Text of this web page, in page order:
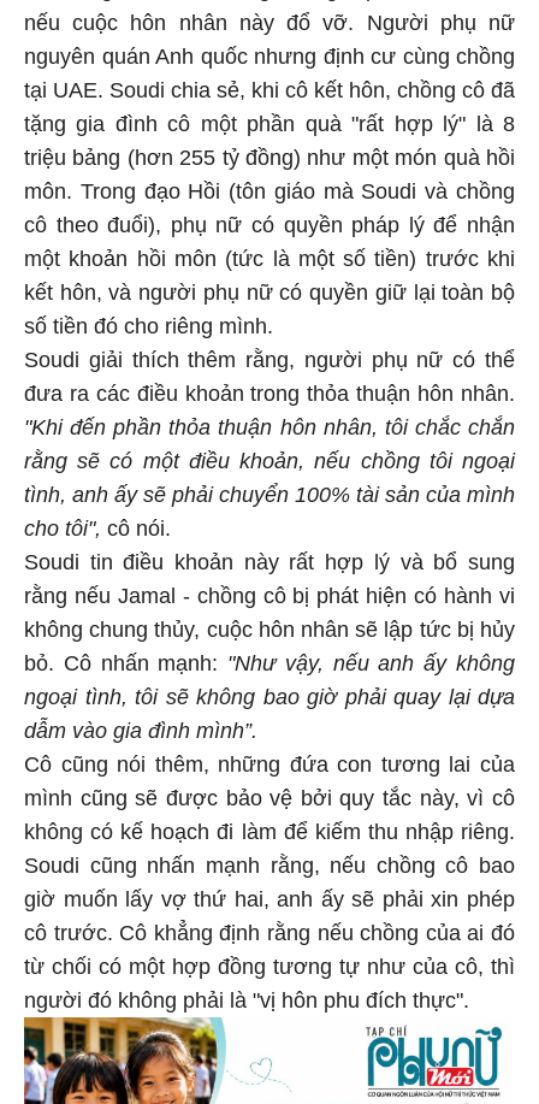
nếu cuộc hôn nhân này đổ vỡ. Người phụ nữ
nguyên quán Anh quốc nhưng định cư cùng chồng
tại UAE. Soudi chia sẻ, khi cô kết hôn, chồng cô đã
tặng gia đình cô một phần quà "rất hợp lý" là 8
triệu bảng (hơn 255 tỷ đồng) như một món quà hồi
môn. Trong đạo Hồi (tôn giáo mà Soudi và chồng
cô theo đuổi), phụ nữ có quyền pháp lý để nhận
một khoản hồi môn (tức là một số tiền) trước khi
kết hôn, và người phụ nữ có quyền giữ lại toàn bộ
số tiền đó cho riêng mình.
Soudi giải thích thêm rằng, người phụ nữ có thể
đưa ra các điều khoản trong thỏa thuận hôn nhân.
"Khi đến phần thỏa thuận hôn nhân, tôi chắc chắn
rằng sẽ có một điều khoản, nếu chồng tôi ngoại
tình, anh ấy sẽ phải chuyển 100% tài sản của mình
cho tôi", cô nói.
Soudi tin điều khoản này rất hợp lý và bổ sung
rằng nếu Jamal - chồng cô bị phát hiện có hành vi
không chung thủy, cuộc hôn nhân sẽ lập tức bị hủy
bỏ. Cô nhấn mạnh: "Như vậy, nếu anh ấy không
ngoại tình, tôi sẽ không bao giờ phải quay lại dựa
dẫm vào gia đình mình”.
Cô cũng nói thêm, những đứa con tương lai của
mình cũng sẽ được bảo vệ bởi quy tắc này, vì cô
không có kế hoạch đi làm để kiếm thu nhập riêng.
Soudi cũng nhấn mạnh rằng, nếu chồng cô bao
giờ muốn lấy vợ thứ hai, anh ấy sẽ phải xin phép
cô trước. Cô khẳng định rằng nếu chồng của ai đó
từ chối có một hợp đồng tương tự như của cô, thì
người đó không phải là "vị hôn phu đích thực".